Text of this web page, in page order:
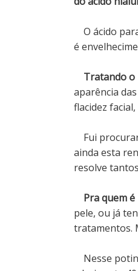
O ácido
é
Tratando o
aparência
flacidez
Fui
ainda esta
resolve
Pra quem é
pele, ou já
tratamentos.
Nesse